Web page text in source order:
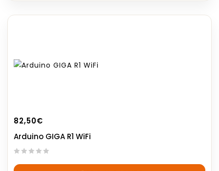
82,50€
Arduino GIGA R1 WiFi
out